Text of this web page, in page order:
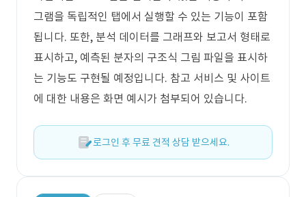
그램을 독립적인 탭에서 실행할 수 있는 기능이 포함
됩니다. 또한, 분석 데이터를 그래프와 보고서 형태로
표시하고, 예측된 분자의 구조식 그림 파일을 표시하
는 기능도 구현될 예정입니다. 참고 서비스 및 사이트
에 대한 내용은 화면 예시가 첨부되어 있습니다.
로그인 후 무료 견적 상담 받으세요.